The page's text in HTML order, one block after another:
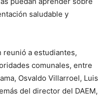
saludable y
reunió a estudiantes,
comunales, entre
Osvaldo Villarroel, Luis
del director del DAEM,